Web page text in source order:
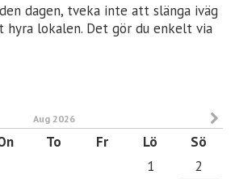
dagen, tveka inte att slänga iväg
lokalen. Det gör du enkelt via
Aug 2026
To Fr Lö
Sö
1
2